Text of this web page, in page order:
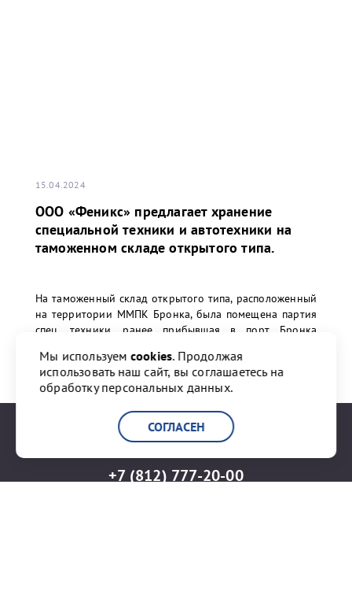
15.04.2024
ООО «Феникс» предлагает хранение
специальной техники и автотехники на
таможенном складе открытого типа.
На таможенный склад открытого типа, расположенный
на территории ММПК Бронка, была помещена партия
спец. техники, ранее прибывшая в порт Бронка
ПЕРЕЙТИ К НОВОСТИ
+7 (812) 777-20-00
Мы используем cookies. Продолжая
использовать наш сайт, вы соглашаетесь на
обработку персональных данных.
СОГЛАСЕН